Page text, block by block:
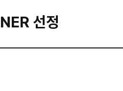
선정